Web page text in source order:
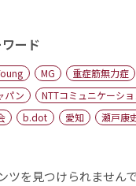
ンツード
MG
重症筋無力症
パン
NTTコミュニケーシ
b.dot 愛知 瀬戸康
ツを見つけられませんで